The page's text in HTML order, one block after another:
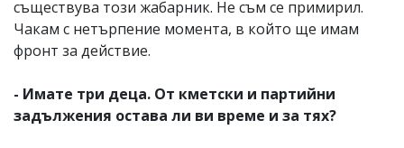
съществува този жабарник. Не съм се примирил.
Чакам с нетърпение момента, в който ще имам
фронт за действие.
- Имате три деца. От кметски и партийни
задължения остава ли ви време и за тях?